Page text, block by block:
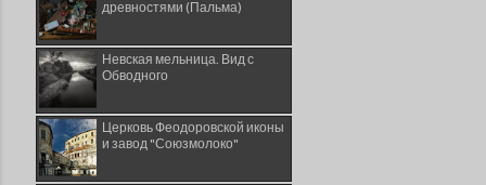
древностями (Пальма)
Невская мельница. Вид с
Обводного
Церковь Феодоровской иконы
и завод "Союзмолоко"